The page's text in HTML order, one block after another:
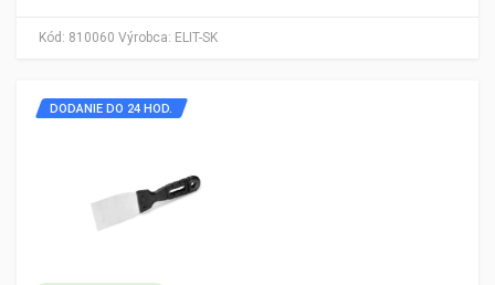
Kód: 810060 Výrobca: ELIT-SK
DODANIE DO 24 HOD.